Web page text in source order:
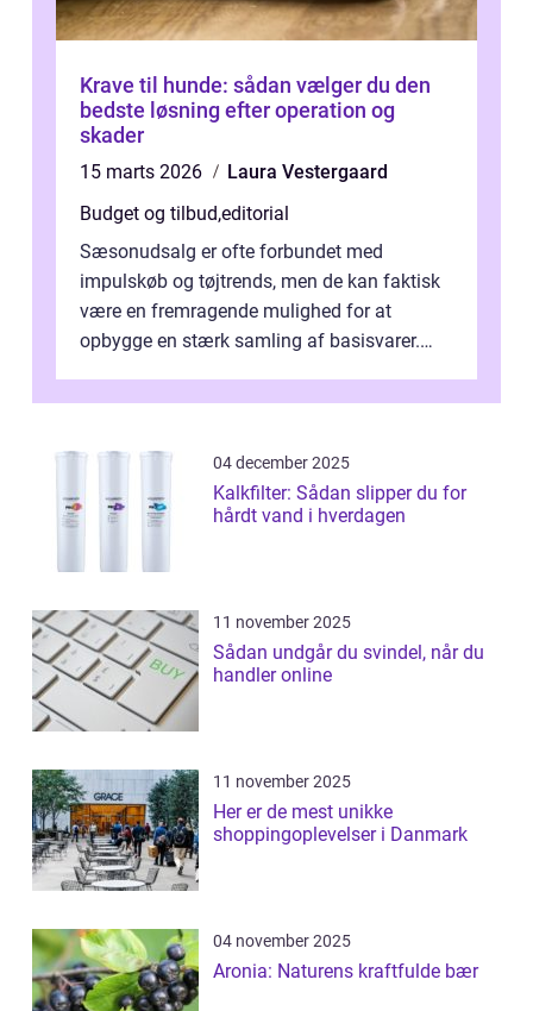
Krave til hunde: sådan vælger du den
bedste løsning efter operation og
skader
15 marts 2026
Laura Vestergaard
Budget og tilbud,editorial
Sæsonudsalg er ofte forbundet med
impulskøb og tøjtrends, men de kan faktisk
være en fremragende mulighed for at
opbygge en stærk samling af basisvarer.
04 december 2025
Kalkfilter: Sådan slipper du for
hårdt vand i hverdagen
11 november 2025
Sådan undgår du svindel, når du
handler online
11 november 2025
Her er de mest unikke
shoppingoplevelser i Danmark
04 november 2025
Aronia: Naturens kraftfulde bær